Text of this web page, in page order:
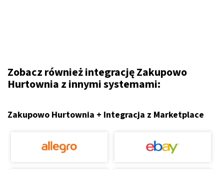
Zobacz również integrację Zakupowo
Hurtownia z innymi systemami:
Zakupowo Hurtownia + Integracja z Marketplace